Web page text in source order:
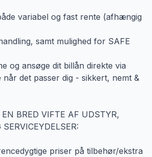
variabel og fast rente (afhængig
samt mulighed for SAFE
og ansøge dit billån direkte via
når det passer dig - sikkert, nemt &
BRED VIFTE AF UDSTYR,
priser på tilbehør/ekstra